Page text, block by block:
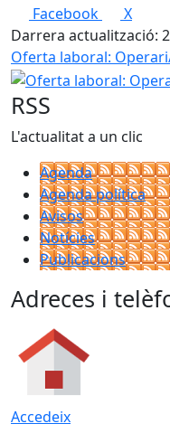
Facebook
X
Darrera actualització:
Oferta laboral:
RSS
L'actualitat a un clic
Agenda
Agenda política
Avisos
Notícies
Publicacions
Adreces i
Accedeix